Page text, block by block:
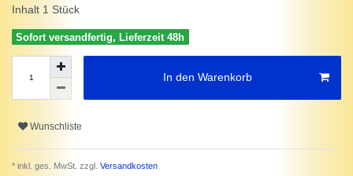
Inhalt 1 Stück
Sofort versandfertig, Lieferzeit 48h
In den Warenkorb
Wunschliste
* inkl. ges. MwSt. zzgl. Versandkosten